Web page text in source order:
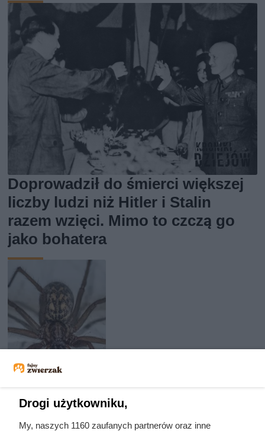
Doprowadził do śmierci większej
liczby ludzi niż Hitler i Stalin
razem wzięci. Mimo to czczą go
jako bohatera
Drogi użytkowniku,
My, naszych 1160 zaufanych partnerów oraz inne